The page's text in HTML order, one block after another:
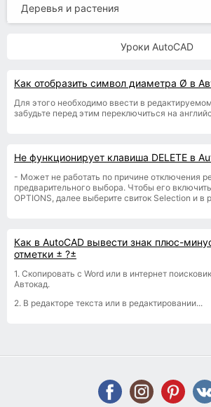
Деревья и растения
Уроки AutoCAD
Как отобразить символ диаметра Ø в
Для этого необходимо ввести в
забудьте перед этим переключиться на
Не функционирует клавиша DELETE в
- Может не работать по причине отключения
предварительного выбора. Чтобы его
OPTIONS, далее выберите свиток Selection и в
Как в AutoCAD вывести знак плюс-
отметки ± ?±
1. Скопировать с Word или в интернет
Автокад.
2. В редакторе текста или в редактировании...